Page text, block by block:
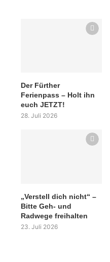
Der Fürther
Ferienpass – Holt ihn
euch JETZT!
28. Juli 2026
„Verstell dich nicht“ –
Bitte Geh- und
Radwege freihalten
23. Juli 2026